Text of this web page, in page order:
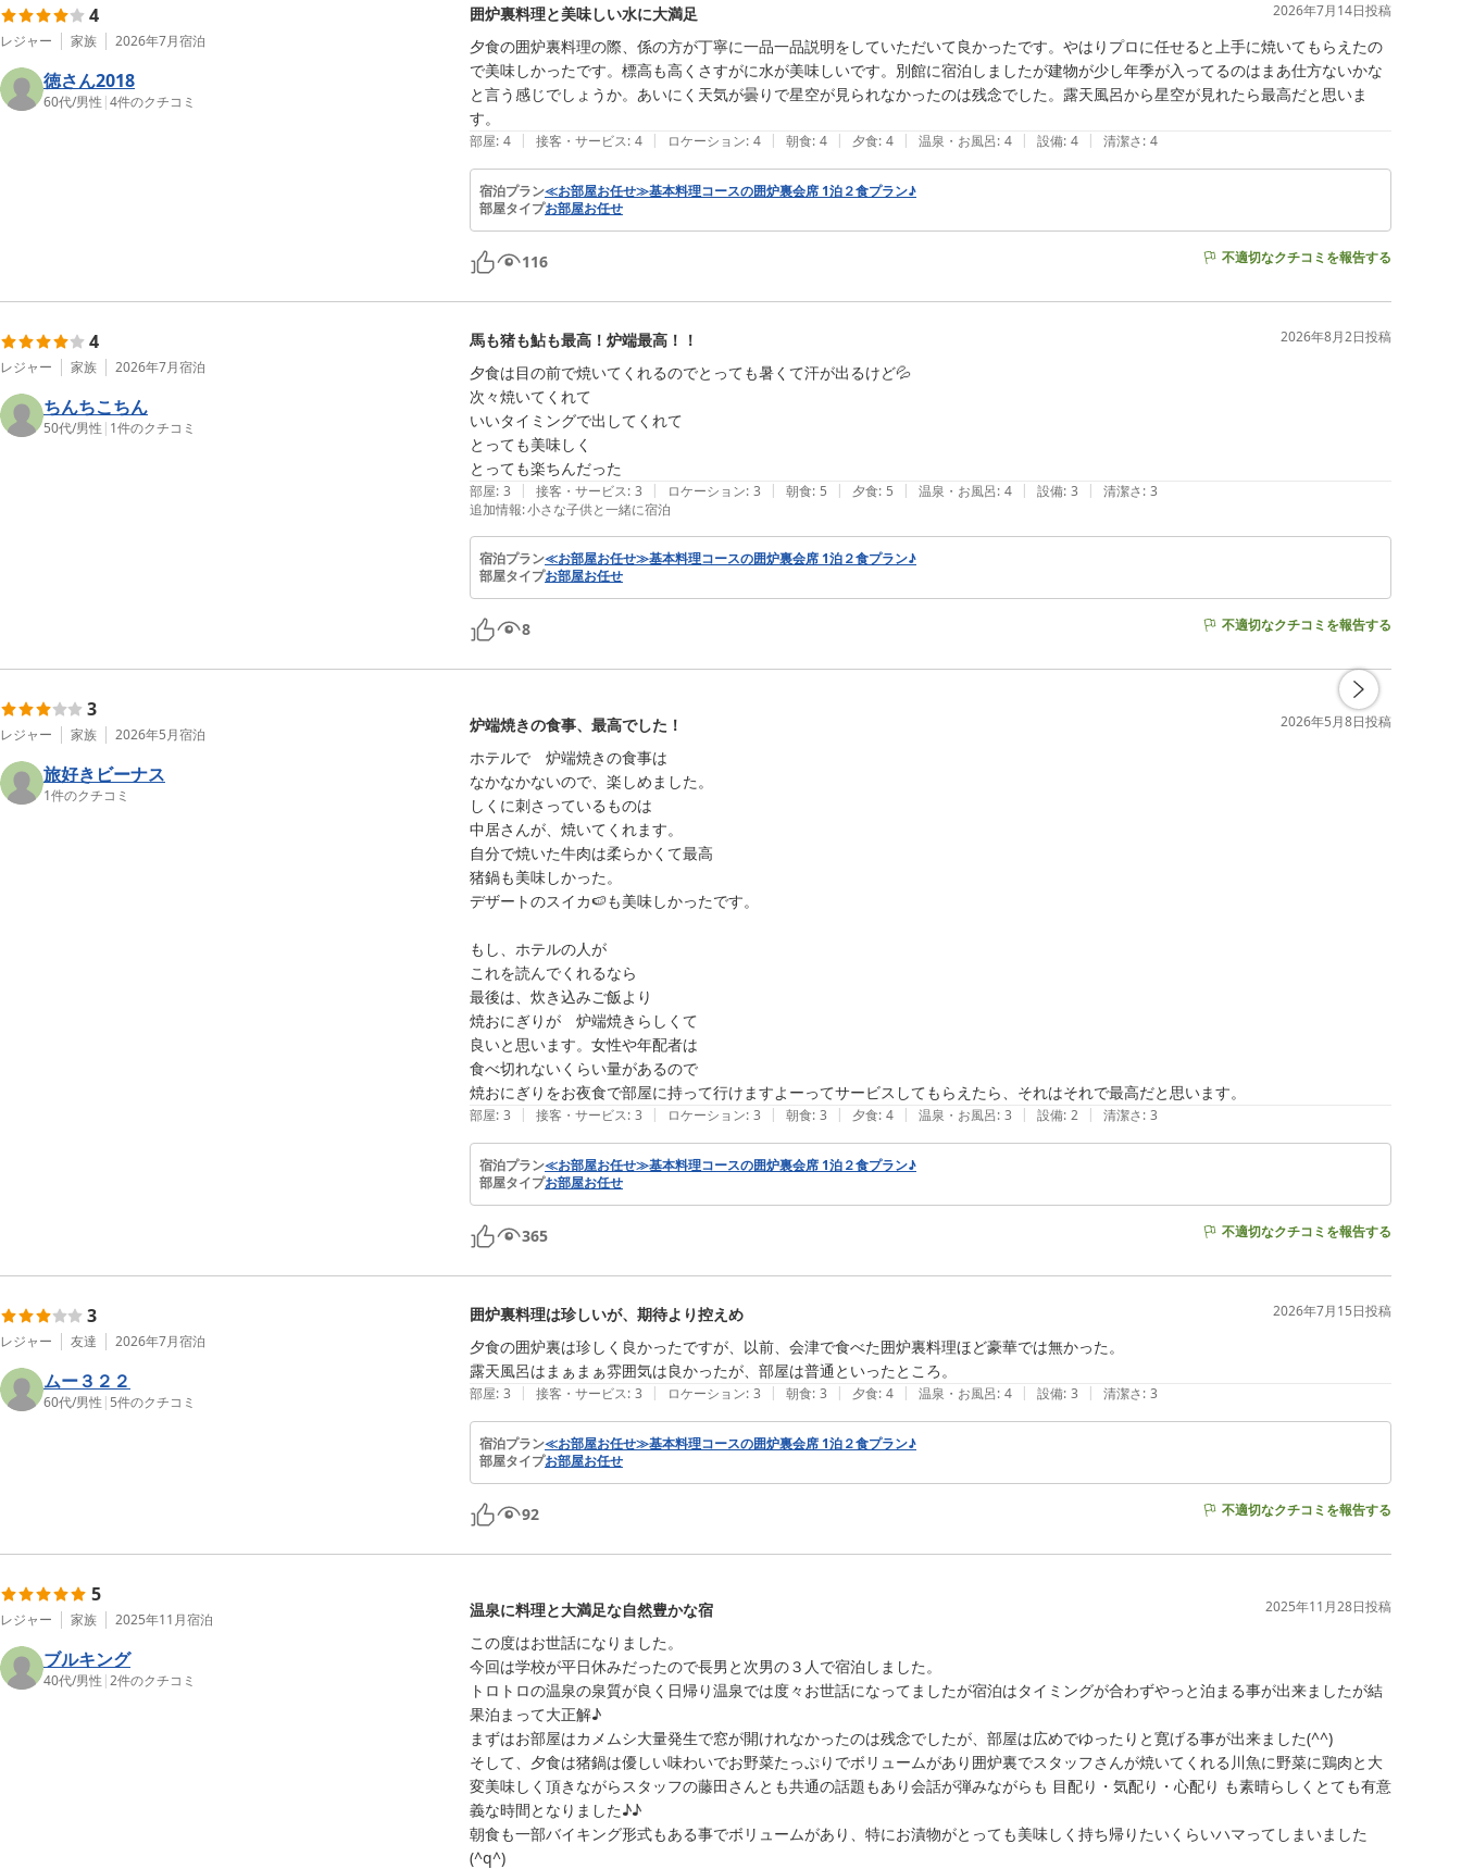
4
レジャー 家族 2026年7月宿泊
徳さん2018
60代/男性 |4件のクチコミ
囲炉裏料理と美味しい水に大満足 2026年7月14日投稿
夕食の囲炉裏料理の際、係の方が丁寧に一品一品説明をしていただいて良かったです。やはりプロに任せると上手に焼いてもらえたの
で美味しかったです。標高も高くさすがに水が美味しいです。別館に宿泊しましたが建物が少し年季が入ってるのはまあ仕方ないかな
と言う感じでしょうか。あいにく天気が曇りで星空が見られなかったのは残念でした。露天風呂から星空が見れたら最高だと思いま
す。
部屋: 4 | 接客・サービス: 4 | ロケーション: 4 | 朝食: 4 | 夕食: 4 | 温泉・お風呂: 4 | 設備: 4 | 清潔さ: 4
宿泊プラン≪お部屋お任せ≫基本料理コースの囲炉裏会席 1泊２食プラン♪
部屋タイプお部屋お任せ
116 不適切なクチコミを報告する
4
レジャー 家族 2026年7月宿泊
ちんちこちん
50代/男性 | 1件のクチコミ
馬も猪も鮎も最高！炉端最高！！ 2026年8月2日投稿
夕食は目の前で焼いてくれるのでとっても暑くて汗が出るけど💦
次々焼いてくれて
いいタイミングで出してくれて
とっても美味しく
とっても楽ちんだった
部屋: 3 | 接客・サービス: 3 | ロケーション: 3 | 朝食: 5 | 夕食: 5 | 温泉・お風呂: 4 | 設備: 3 | 清潔さ: 3
追加情報:小さな子供と一緒に宿泊
宿泊プラン≪お部屋お任せ≫基本料理コースの囲炉裏会席 1泊２食プラン♪
部屋タイプお部屋お任せ
8 不適切なクチコミを報告する
3
レジャー 家族 2026年5月宿泊
旅好きビーナス
1件のクチコミ
炉端焼きの食事、最高でした！ 2026年5月8日投稿
ホテルで　炉端焼きの食事は
なかなかないので、楽しめました。
しくに刺さっているものは
中居さんが、焼いてくれます。
自分で焼いた牛肉は柔らかくて最高
猪鍋も美味しかった。
デザートのスイカ🍉も美味しかったです。
もし、ホテルの人が
これを読んでくれるなら
最後は、炊き込みご飯より
焼おにぎりが　炉端焼きらしくて
良いと思います。女性や年配者は
食べ切れないくらい量があるので
焼おにぎりをお夜食で部屋に持って行けますよーってサービスしてもらえたら、それはそれで最高だと思います。
部屋: 3 | 接客・サービス: 3 | ロケーション: 3 | 朝食: 3 | 夕食: 4 | 温泉・お風呂: 3 | 設備: 2 | 清潔さ: 3
宿泊プラン≪お部屋お任せ≫基本料理コースの囲炉裏会席 1泊２食プラン♪
部屋タイプお部屋お任せ
365 不適切なクチコミを報告する
3
レジャー 友達 2026年7月宿泊
ムー３２２
60代/男性 | 5件のクチコミ
囲炉裏料理は珍しいが、期待より控えめ 2026年7月15日投稿
夕食の囲炉裏は珍しく良かったですが、以前、会津で食べた囲炉裏料理ほど豪華では無かった。
露天風呂はまぁまぁ雰囲気は良かったが、部屋は普通といったところ。
部屋: 3 | 接客・サービス: 3 | ロケーション: 3 | 朝食: 3 | 夕食: 4 | 温泉・お風呂: 4 | 設備: 3 | 清潔さ: 3
宿泊プラン≪お部屋お任せ≫基本料理コースの囲炉裏会席 1泊２食プラン♪
部屋タイプお部屋お任せ
92 不適切なクチコミを報告する
5
レジャー 家族 2025年11月宿泊
ブルキング
40代/男性 |2件のクチコミ
温泉に料理と大満足な自然豊かな宿 2025年11月28日投稿
この度はお世話になりました。
今回は学校が平日休みだったので長男と次男の３人で宿泊しました。
トロトロの温泉の泉質が良く日帰り温泉では度々お世話になってましたが宿泊はタイミングが合わずやっと泊まる事が出来ましたが結
果泊まって大正解♪
まずはお部屋はカメムシ大量発生で窓が開けれなかったのは残念でしたが、部屋は広めでゆったりと寛げる事が出来ました(^^)
そして、夕食は猪鍋は優しい味わいでお野菜たっぷりでボリュームがあり囲炉裏でスタッフさんが焼いてくれる川魚に野菜に鶏肉と大
変美味しく頂きながらスタッフの藤田さんとも共通の話題もあり会話が弾みながらも 目配り・気配り・心配り も素晴らしくとても有意
義な時間となりました♪♪
朝食も一部バイキング形式もある事でボリュームがあり、特にお漬物がとっても美味しく持ち帰りたいくらいハマってしまいました
(^q^)